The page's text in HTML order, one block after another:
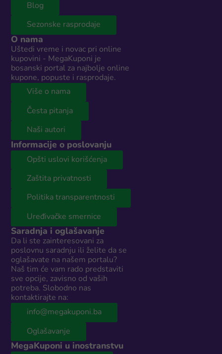
Blog
Sezonske rasprodaje
O nama
Uštedi vreme i novac pri online
kupovini - MegaKuponi je
bosanski portal za najbolje online
kupone, popuste i rasprodaje.
Više o nama
Česta pitanja
Naši autori
Informacije o poslovanju
Opšti uslovi korišćenja
Zaštita privatnosti
Politika transparentnosti
Uređivačke smernice
Saradnja i oglašavanje
Da li ste zainteresovani za
poslovnu saradnju ili želite da se
oglašavate na našem portalu?
Naš tim će vam rado predstaviti
sve opcije, zavisno od vaših
potreba. Slobodno nas
kontaktirajte na:
info@megakuponi.ba
Oglašavanje
MegaKuponi u inostranstvu